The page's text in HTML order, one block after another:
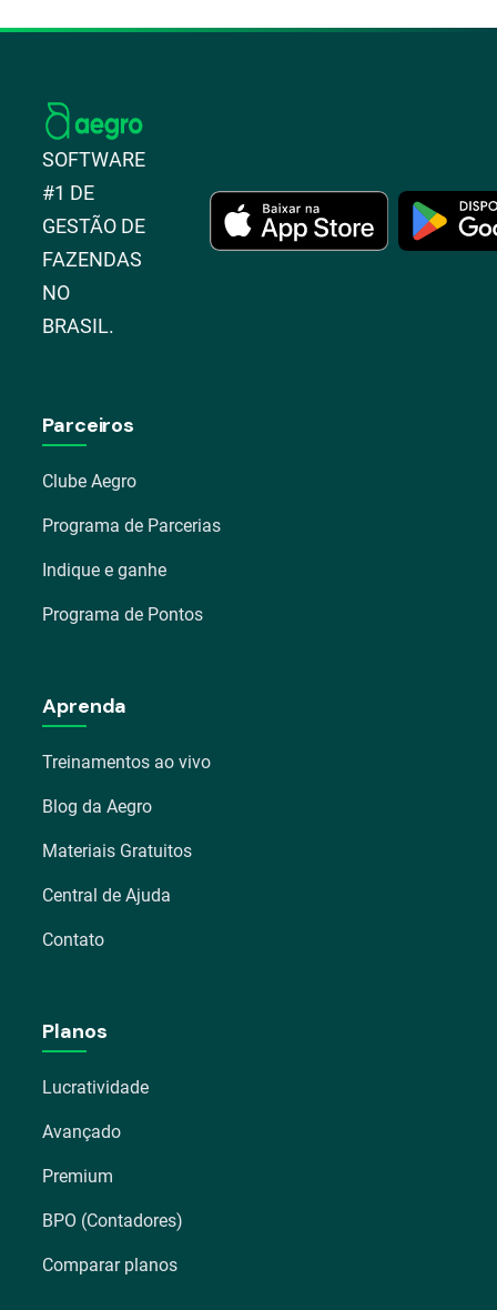
SOFTWARE
#1 DE
GESTÃO DE
FAZENDAS
NO
BRASIL.
Parceiros
Clube Aegro
Programa de Parcerias
Indique e ganhe
Programa de Pontos
Aprenda
Treinamentos ao vivo
Blog da Aegro
Materiais Gratuitos
Central de Ajuda
Contato
Planos
Lucratividade
Avançado
Premium
BPO (Contadores)
Comparar planos